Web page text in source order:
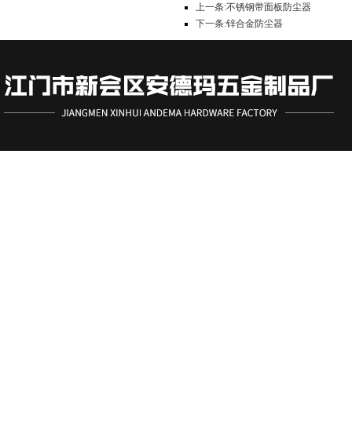
上一条:不锈钢带面板防尘器
下一条:锌合金防尘器